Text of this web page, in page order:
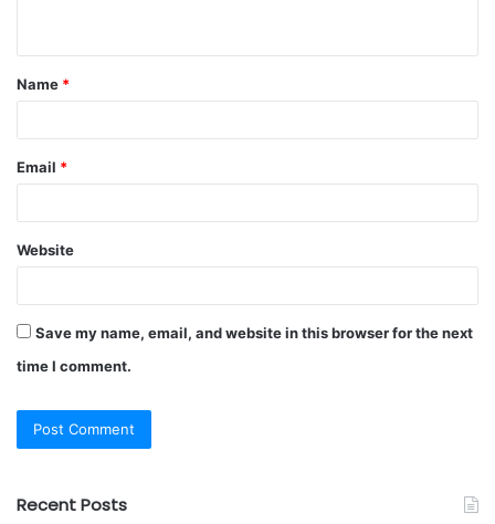
Name *
Email *
Website
Save my name, email, and website in this browser for the next
time I comment.
Recent Posts